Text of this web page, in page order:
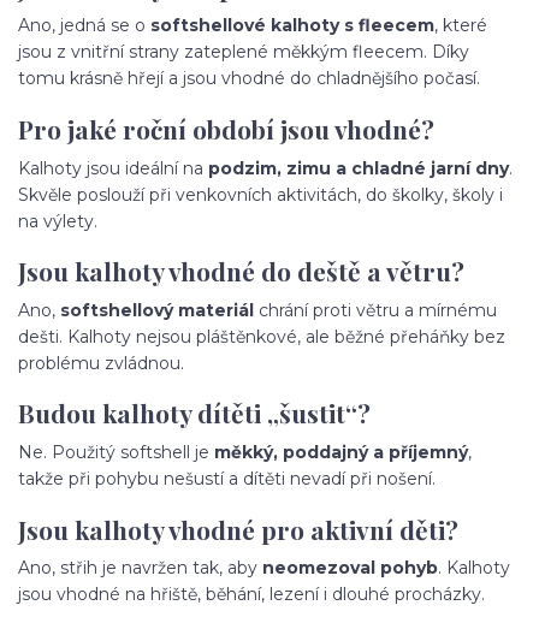
Ano, jedná se o softshellové kalhoty s fleecem, které
jsou z vnitřní strany zateplené měkkým fleecem. Díky
tomu krásně hřejí a jsou vhodné do chladnějšího počasí.
Pro jaké roční období jsou vhodné?
Kalhoty jsou ideální na podzim, zimu a chladné jarní dny.
Skvěle poslouží při venkovních aktivitách, do školky, školy i
na výlety.
Jsou kalhoty vhodné do deště a větru?
Ano, softshellový materiál chrání proti větru a mírnému
dešti. Kalhoty nejsou pláštěnkové, ale běžné přeháňky bez
problému zvládnou.
Budou kalhoty dítěti „šustit“?
Ne. Použitý softshell je měkký, poddajný a příjemný,
takže při pohybu nešustí a dítěti nevadí při nošení.
Jsou kalhoty vhodné pro aktivní děti?
Ano, střih je navržen tak, aby neomezoval pohyb. Kalhoty
jsou vhodné na hřiště, běhání, lezení i dlouhé procházky.